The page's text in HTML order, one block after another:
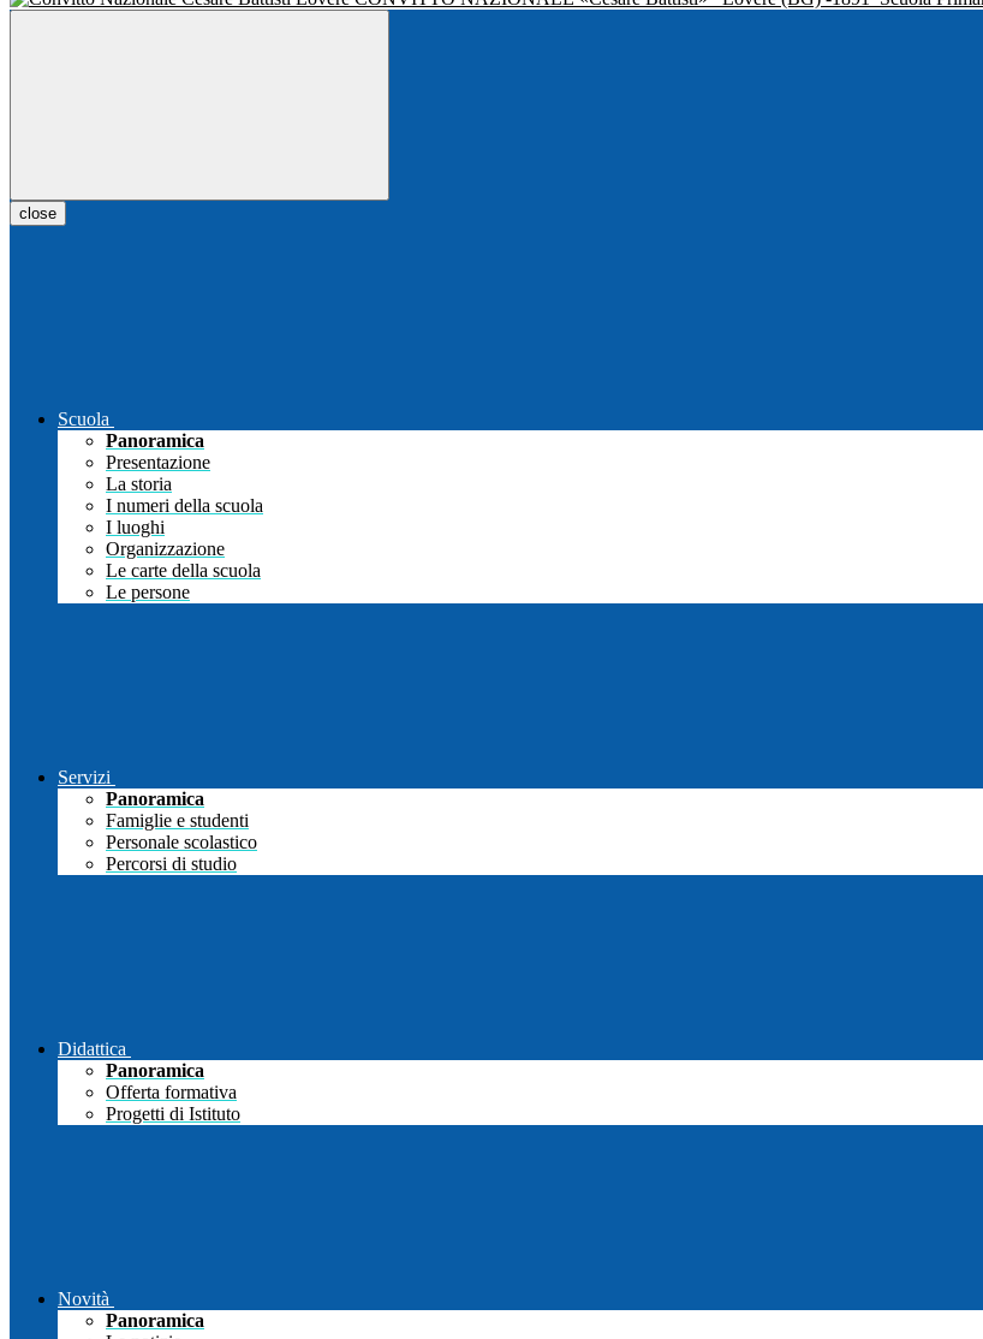
close
Scuola
Panoramica
Presentazione
La storia
I numeri della scuola
I luoghi
Organizzazione
Le carte della scuola
Le persone
Servizi
Panoramica
Famiglie e studenti
Personale scolastico
Percorsi di studio
Didattica
Panoramica
Offerta formativa
Progetti di Istituto
Novità
Panoramica